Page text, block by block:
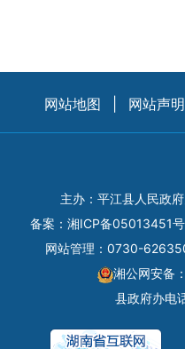
网站地图 网站声明
主办：平江县人民政
备案： 湘ICP备05013451号
网站管理：0730-
湘公网安备
县政府办电